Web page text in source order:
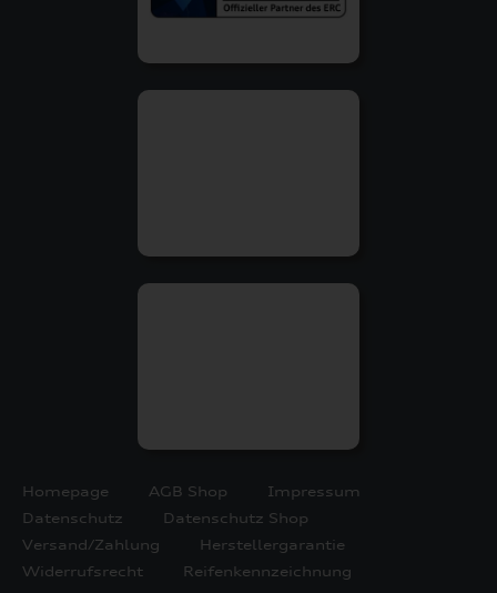
Homepage AGB Shop
Impressum
Datenschutz
Datenschutz Shop
Versand/Zahlung
Herstellergarantie
Widerrufsrecht
Reifenkennzeichnung